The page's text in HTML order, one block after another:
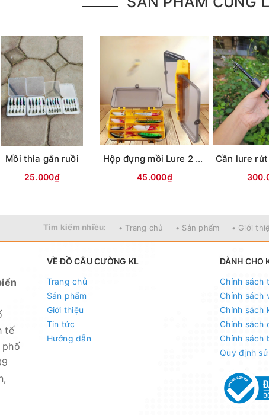
Mồi thìa gắn ruồi
25.000₫
Hộp đựng mồi Lure 2 mặt KM01 (18x10x5cm)
45.000₫
Tìm kiếm nhiều: • Trang chủ • Sản phẩm • Giới
tế
phố
VỀ ĐỒ CÂU CƯỜNG KL
Trang chủ
Sản phẩm
Giới thiệu
Tin tức
Hướng dẫn
DÀNH CHO
Chính sách
Chính sách
Chính sách
Chính sách
Chính sách
Quy định